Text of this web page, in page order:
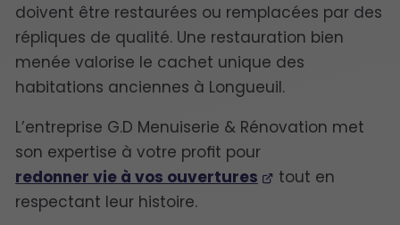
doivent être restaurées ou remplacées par des
répliques de qualité. Une restauration bien
menée valorise le cachet unique des
habitations anciennes à Longueuil.
L’entreprise G.D Menuiserie & Rénovation met
son expertise à votre profit pour
redonner vie à vos ouvertures
tout en
respectant leur histoire.